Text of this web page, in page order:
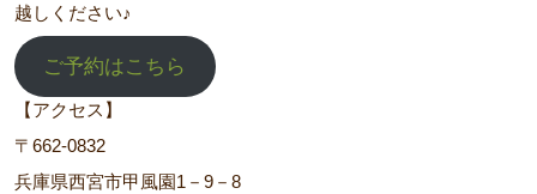
越しください♪
ご予約はこちら
【アクセス】
〒662‐0832
兵庫県西宮市甲風園1－9－8